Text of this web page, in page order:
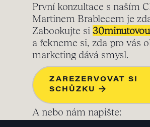
První konzultace s naším
Martinem Brablecem je
Zabookujte si
a řekneme si, zda pro vás
marketing dává smysl.
ZAREZERVOVAT SI
SCHŮZKU →
A nebo nám napište: